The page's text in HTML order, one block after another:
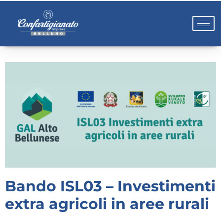
Bando ISL03 – Investimenti
extra agricoli in aree rurali